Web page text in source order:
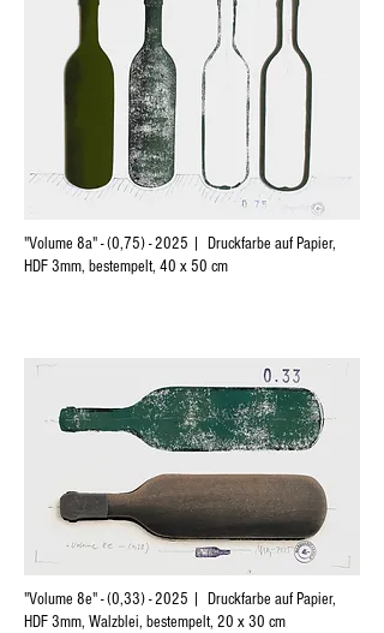
"Volume 8a" - (0,75) - 2025 | Druckfarbe auf Papier,
HDF 3mm, bestempelt, 40 x 50 cm
"Volume 8e" - (0,33) - 2025 | Druckfarbe auf Papier,
HDF 3mm, Walzblei, bestempelt, 20 x 30 cm